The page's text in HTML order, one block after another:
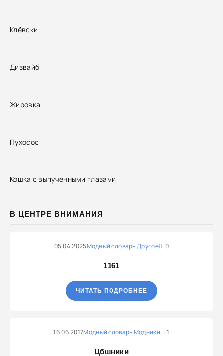
Клёвски
Дизвайб
Жировка
Пухосос
Кошка с выпученными глазами
В ЦЕНТРЕ ВНИМАНИЯ
05.04.2025Модный словарьДругое 0
1161
ЧИТАТЬ ПОДРОБНЕЕ
16.06.2017Модный словарьМодники 1
Цбшники